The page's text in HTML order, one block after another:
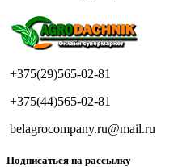
+375(29)565-02-81
+375(44)565-02-81
belagrocompany.ru@mail.ru
Подписаться на рассылку